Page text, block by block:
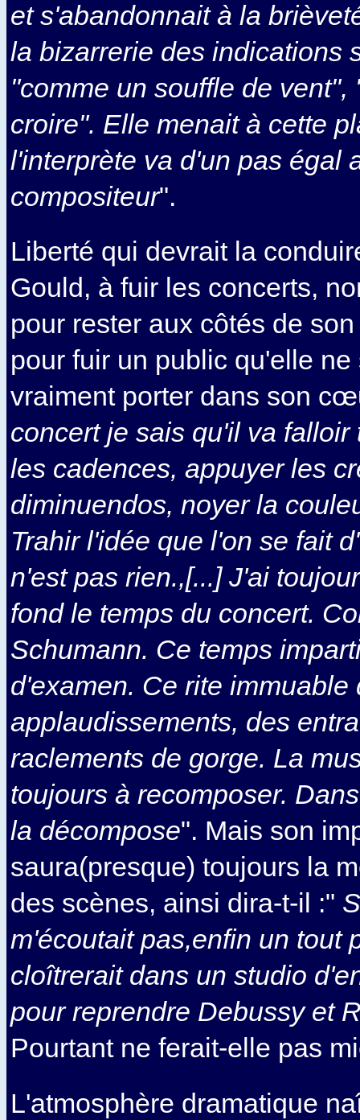
et s'abandonnait à la
la bizarrerie des indications
"comme un souffle de vent",
croire". Elle menait à cette
l'interprète va d'un pas égal
compositeur".
Liberté qui devrait la
Gould, à fuir les concerts,
pour rester aux côtés de
pour fuir un public qu'elle
vraiment porter dans son
concert je sais qu'il va falloir
les cadences, appuyer les
diminuendos, noyer la
Trahir l'idée que l'on se fait
n'est pas rien.,[...] J'ai
fond le temps du concert.
Schumann. Ce temps
d'examen. Ce rite immuable
applaudissements, des
raclements de gorge. La
toujours à recomposer.
la décompose". Mais son
saura(presque) toujours la
des scènes, ainsi dira-t-il :"
m'écoutait pas,enfin un tout
cloîtrerait dans un studio
pour reprendre Debussy et
Pourtant ne ferait-elle pas
L'atmosphère dramatique